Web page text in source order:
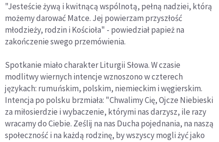
"Jesteście żywą i kwitnącą wspólnotą, pełną nadziei, którą
możemy darować Matce. Jej powierzam przyszłość
młodzieży, rodzin i Kościoła" - powiedział papież na
zakończenie swego przemówienia.
Spotkanie miało charakter Liturgii Słowa. W czasie
modlitwy wiernych intencje wznoszono w czterech
językach: rumuńskim, polskim, niemieckim i węgierskim.
Intencja po polsku brzmiała: "Chwalimy Cię, Ojcze Niebieski
za miłosierdzie i wybaczenie, którymi nas darzysz, ile razy
wracamy do Ciebie. Ześlij na nas Ducha pojednania, na naszą
społeczność i na każdą rodzinę, by wszyscy mogli żyć jako